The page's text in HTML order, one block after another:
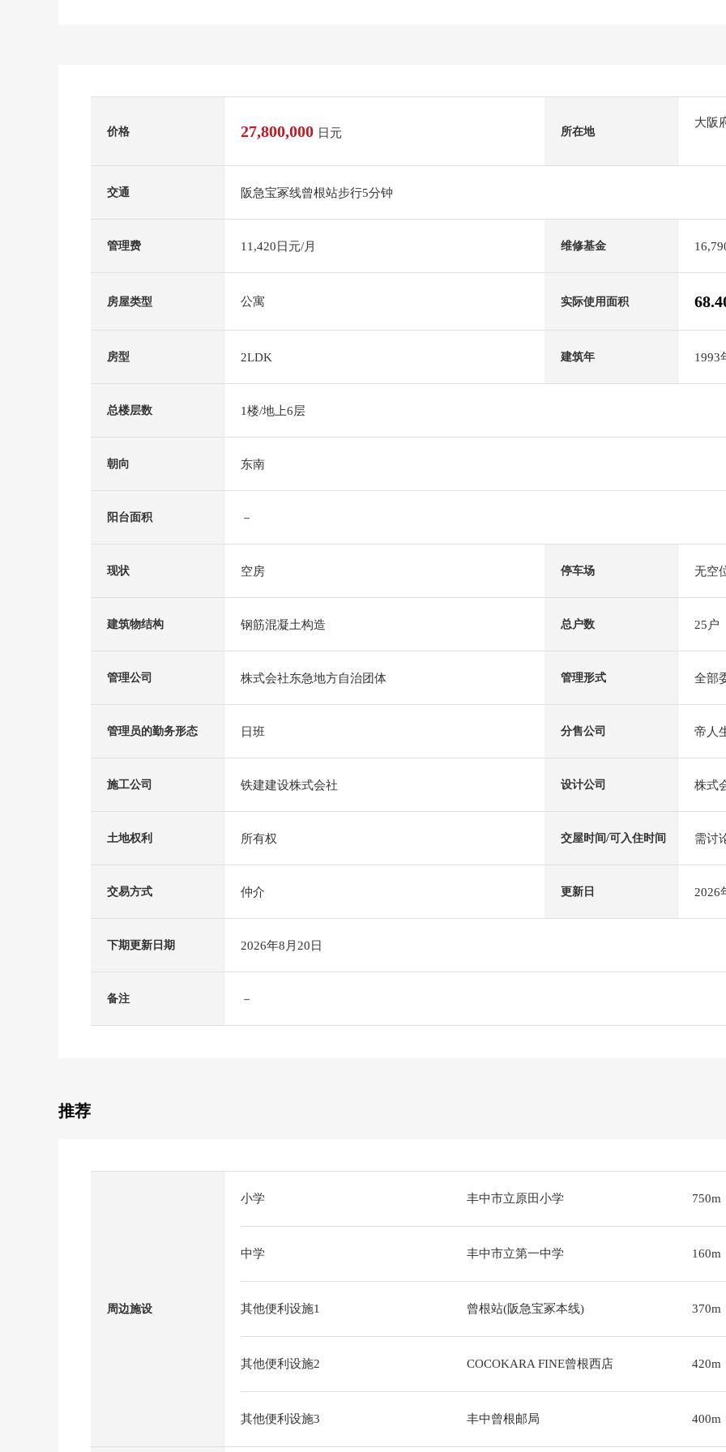
价格 27,800,000 日元 所在地
大阪
交通 阪急宝冢线曾根站步行5分钟
管理费 11,420日元/月 维修基金
房屋类型 公寓 实际使用面积
房型 2LDK 建筑年 1993
总楼层数 1楼/地上6层
朝向 东南
阳台面积 －
现状 空房 停车场 无空
建筑物结构 钢筋混凝土构造 总户数 25户
管理公司 株式会社东急地方自治团体 管理形式 全部
管理员的勤务形态 日班 分售公司 帝人
施工公司 铁建建设株式会社 设计公司 株式
土地权利 所有权 交屋时间/可入住时间 需讨
交易方式 仲介 更新日 2026
下期更新日期 2026年8月20日
备注 －
推荐
周边施设
小学 丰中市立原田小学 750m
中学 丰中市立第一中学 160m
其他便利设施1 曾根站(阪急宝冢本线) 370m
其他便利设施2 COCOKARA FINE曾根西店 420m
其他便利设施3 丰中曾根邮局 400m